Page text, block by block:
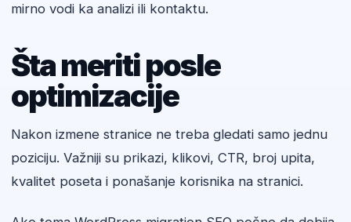
mirno vodi ka analizi ili kontaktu.
Šta meriti posle
optimizacije
Nakon izmene stranice ne treba gledati samo jednu
poziciju. Važniji su prikazi, klikovi, CTR, broj upita,
kvalitet poseta i ponašanje korisnika na stranici.